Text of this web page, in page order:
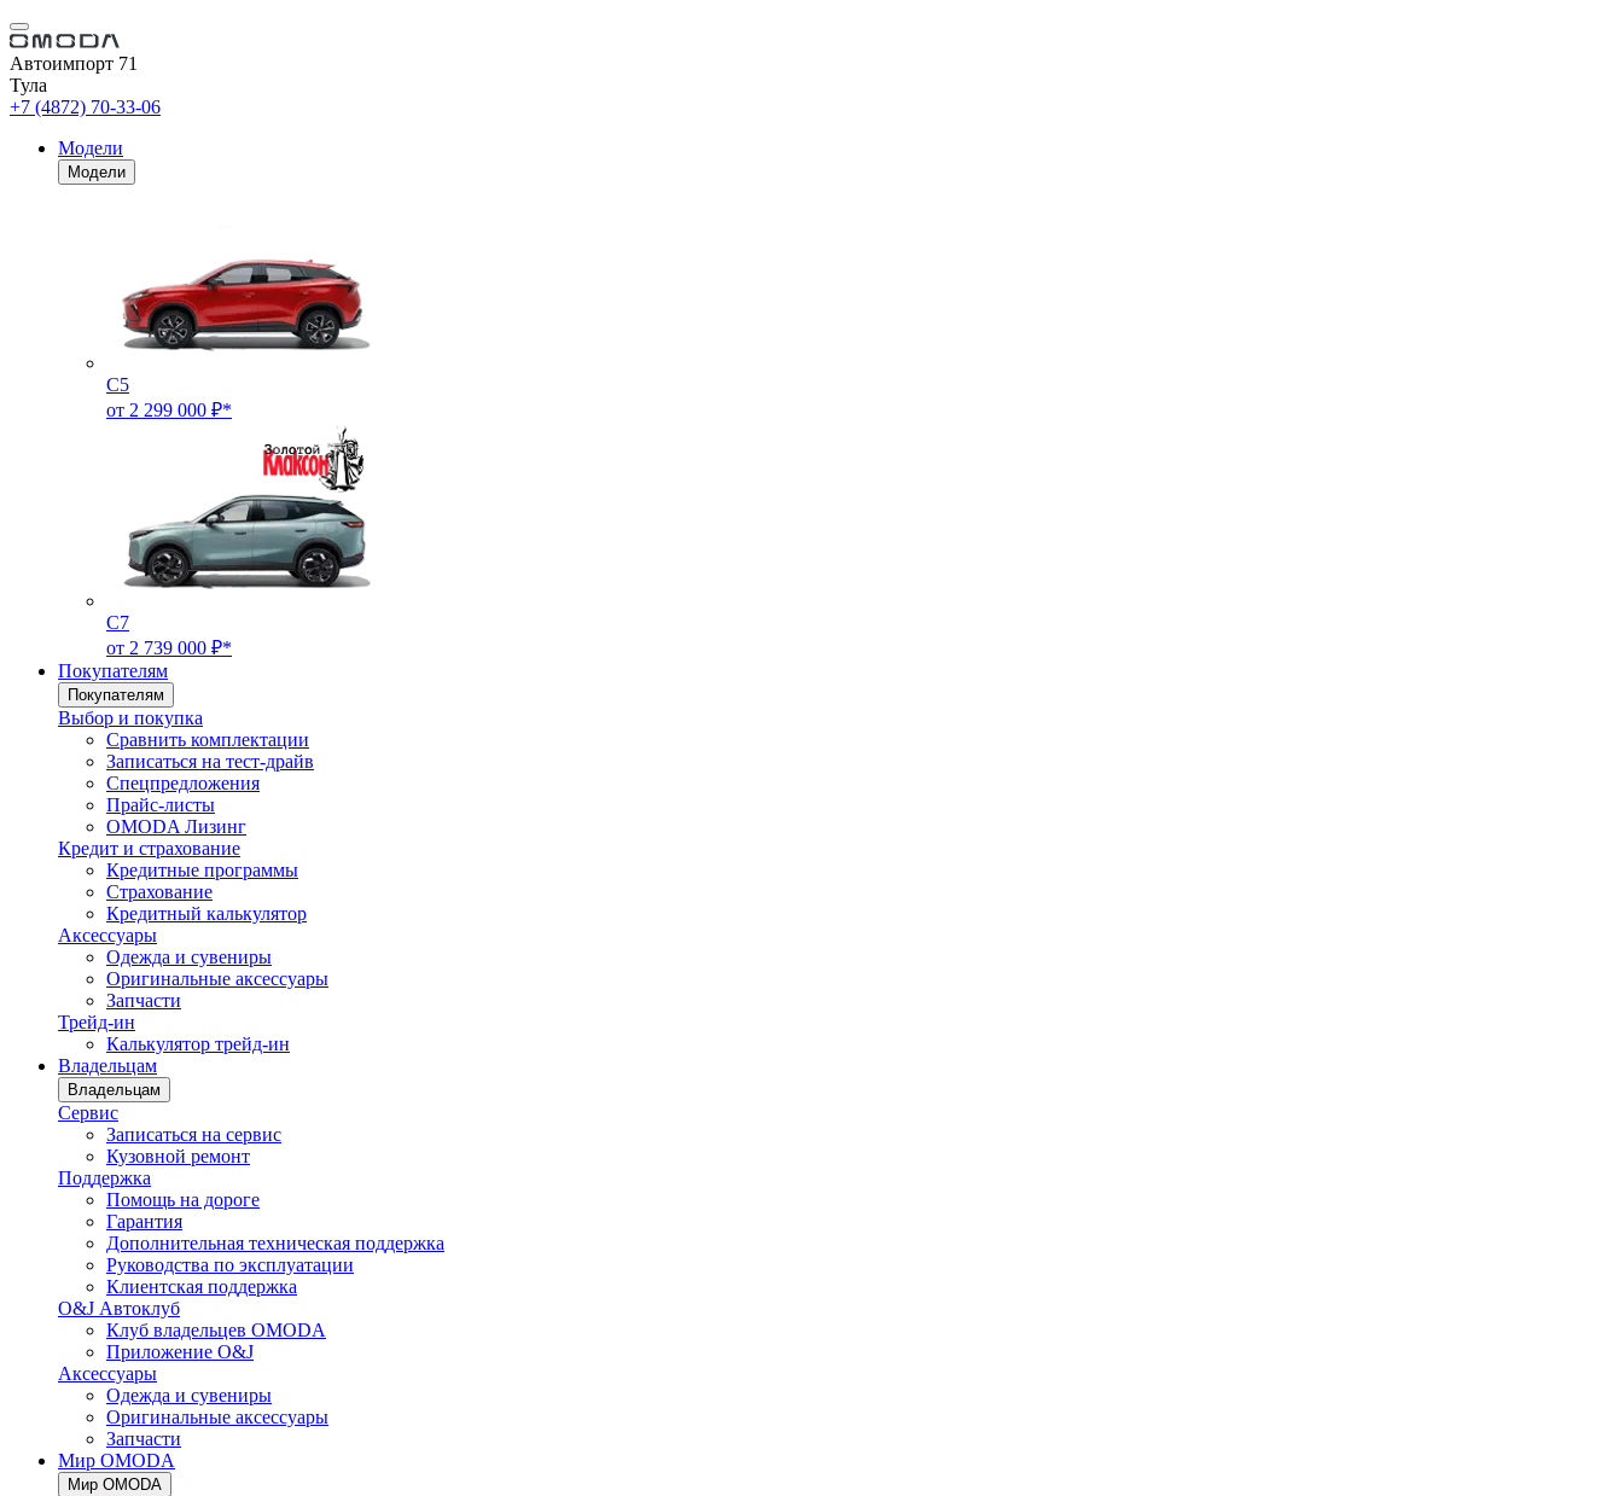
Автоимпорт 71
Тула
+7 (4872) 70-33-06
Модели
Модели
C5
от 2 299 000 ₽*
C7
от 2 739 000 ₽*
Покупателям
Покупателям
Выбор и покупка
Сравнить комплектации
Записаться на тест-драйв
Cпецпредложения
Прайс-листы
OMODA Лизинг
Кредит и страхование
Кредитные программы
Страхование
Кредитный калькулятор
Аксессуары
Одежда и сувениры
Оригинальные аксессуары
Запчасти
Трейд-ин
Калькулятор трейд-ин
Владельцам
Владельцам
Сервис
Записаться на сервис
Кузовной ремонт
Поддержка
Помощь на дороге
Гарантия
Дополнительная техническая поддержка
Руководства по эксплуатации
Клиентская поддержка
O&J Автоклуб
Клуб владельцев OMODA
Приложение O&J
Аксессуары
Одежда и сувениры
Оригинальные аксессуары
Запчасти
Мир OMODA
Мир OMODA